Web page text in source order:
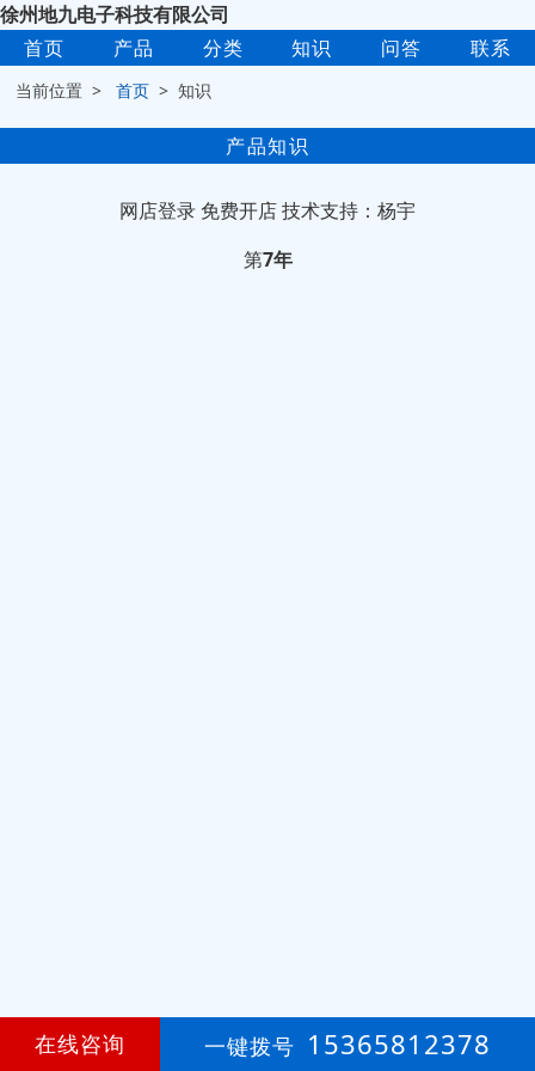
徐州地九电子科技有限公司
首页
产品 分类 知识 问答 联系
当前位置 >首页 > 知识
产品知识
网店登录 免费开店技术支持：杨宇
第7年
在线咨询 一键拨号 15365812378